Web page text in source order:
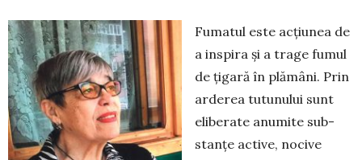
Fumatul este acțiunea de
a inspira și a trage fu­mul
de țigară în plămâni. Prin
arderea tutunului sunt
eliberate anumite sub­
stanțe active, nocive